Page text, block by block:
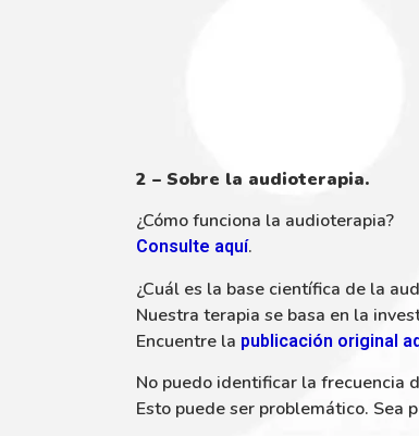
2 – Sobre la audioterapia.
¿Cómo funciona la audioterapia?
Consulte aquí.
¿Cuál es la base científica de la
Nuestra terapia se basa en la
Encuentre la publicación original
No puedo identificar la frecuencia
Esto puede ser problemático. Sea